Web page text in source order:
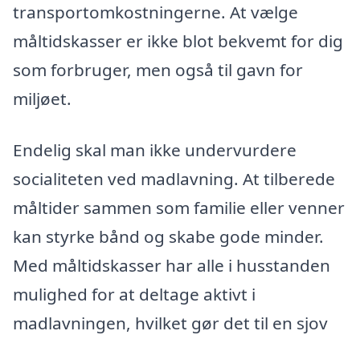
transportomkostningerne. At vælge
måltidskasser er ikke blot bekvemt for dig
som forbruger, men også til gavn for
miljøet.
Endelig skal man ikke undervurdere
socialiteten ved madlavning. At tilberede
måltider sammen som familie eller venner
kan styrke bånd og skabe gode minder.
Med måltidskasser har alle i husstanden
mulighed for at deltage aktivt i
madlavningen, hvilket gør det til en sjov